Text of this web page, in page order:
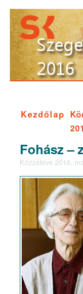
Kezdőlap
Fohász –
Közzétéve 2016.